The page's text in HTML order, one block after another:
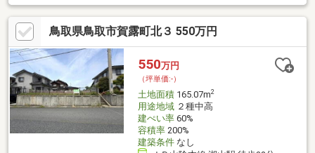
鳥取県鳥取市賀露町北３ 550万円
550万円
（坪単価:-）
土地面積165.07m2
用途地域２種中高
建ぺい率60%
容積率200%
建築条件なし